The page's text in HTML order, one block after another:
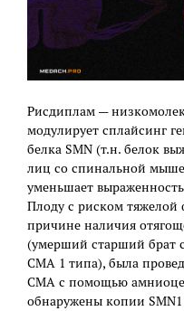
Рисдиплам —
модулирует сплайсинг
белка SMN (т.н. белок
лиц со спинальной
уменьшает
Плоду с риском
причине наличия
(умерший старший брат
СМА 1 типа), была
СМА с помощью
обнаружены копии SMN1